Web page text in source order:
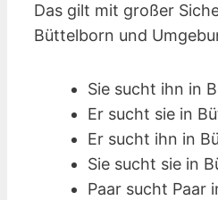
Das gilt mit großer
Büttelborn und
Sie sucht ihn in
Er sucht sie in
Er sucht ihn in
Sie sucht sie in
Paar sucht Paar